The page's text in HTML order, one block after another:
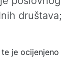
društava;
je ocijenjeno